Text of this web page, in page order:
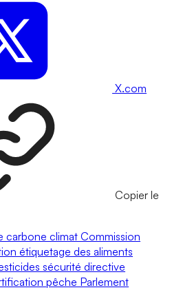
X.com
Copier le
carbone climat Commission
étiquetage des aliments
sécurité directive
pêche Parlement